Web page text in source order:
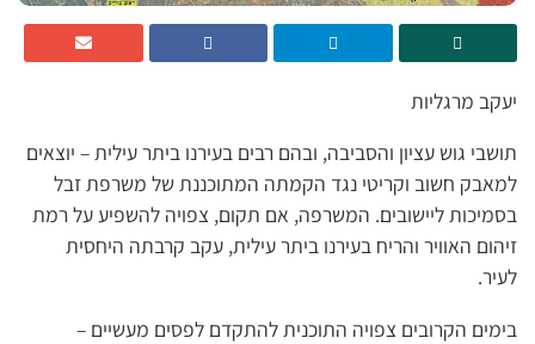
יעקב מרגליות
תושבי גוש עציון והסביבה, ובהם רבים בעירנו ביתר עילית – יוצאים
למאבק חשוב וקריטי נגד הקמתה המתוכננת של משרפת זבל
בסמיכות ליישובים. המשרפה, אם תקום, צפויה להשפיע על רמת
זיהום האוויר והריח בעירנו ביתר עילית, עקב קרבתה היחסית
לעיר.
בימים הקרובים צפויה התוכנית להתקדם לפסים מעשיים –